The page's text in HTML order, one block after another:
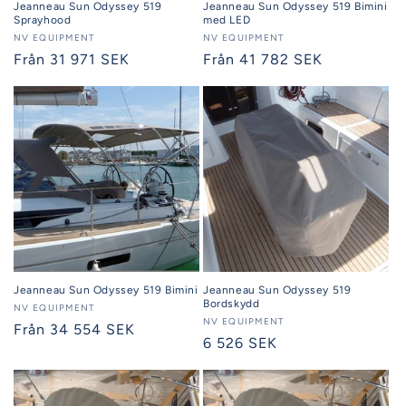
Jeanneau Sun Odyssey 519
Sprayhood
Säljare:
NV EQUIPMENT
Ordinarie
Från 31 971 SEK
Jeanneau Sun Odyssey 519 Bimini
med LED
Säljare:
NV EQUIPMENT
Ordinarie
Från 41 782 SEK
Jeanneau Sun Odyssey 519 Bimini
Säljare:
NV EQUIPMENT
Ordinarie
Från 34 554 SEK
Jeanneau Sun Odyssey 519
Bordskydd
Säljare:
NV EQUIPMENT
Ordinarie
6 526 SEK